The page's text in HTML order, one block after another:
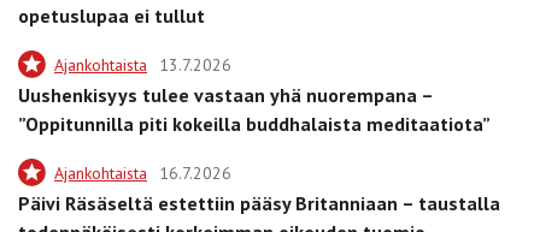
opetuslupaa ei tullut
Ajankohtaista 13.7.2026
Uushenkisyys tulee vastaan yhä nuorempana –
”Oppitunnilla piti kokeilla buddhalaista meditaatiota”
Ajankohtaista 16.7.2026
Päivi Räsäseltä estettiin pääsy Britanniaan – taustalla